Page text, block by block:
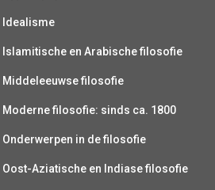
Idealisme
Islamitische en Arabische filosofie
Middeleeuwse filosofie
Moderne filosofie: sinds ca. 1800
Onderwerpen in de filosofie
Oost-Aziatische en Indiase filosofie